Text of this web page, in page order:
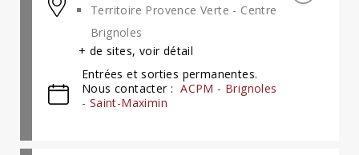
Territoire Provence Verte - Centre
Brignoles
+ de sites, voir détail
Entrées et sorties permanentes.
Nous contacter :ACPM - Brignoles
- Saint-Maximin